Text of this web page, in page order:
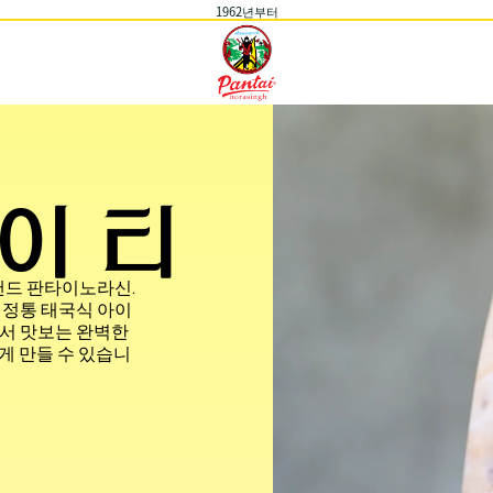
1962년부터
티
드 판타이노라신.
통 태국식 아이
맛보는 완벽한
만들 수 있습니